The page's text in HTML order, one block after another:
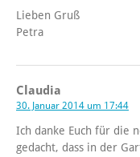
Lieben Gruß
Petra
Claudia
30. Januar 2014 um 17:44
Ich danke Euch für die
gedacht, dass in der